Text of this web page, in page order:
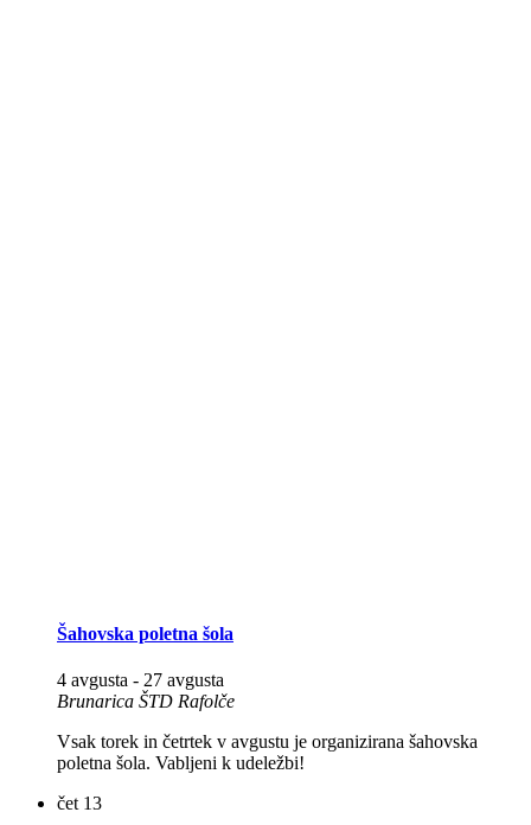
Šahovska poletna šola
4 avgusta - 27 avgusta
Brunarica ŠTD Rafolče
Vsak torek in četrtek v avgustu je organizirana šahovska
poletna šola. Vabljeni k udeležbi!
čet 13